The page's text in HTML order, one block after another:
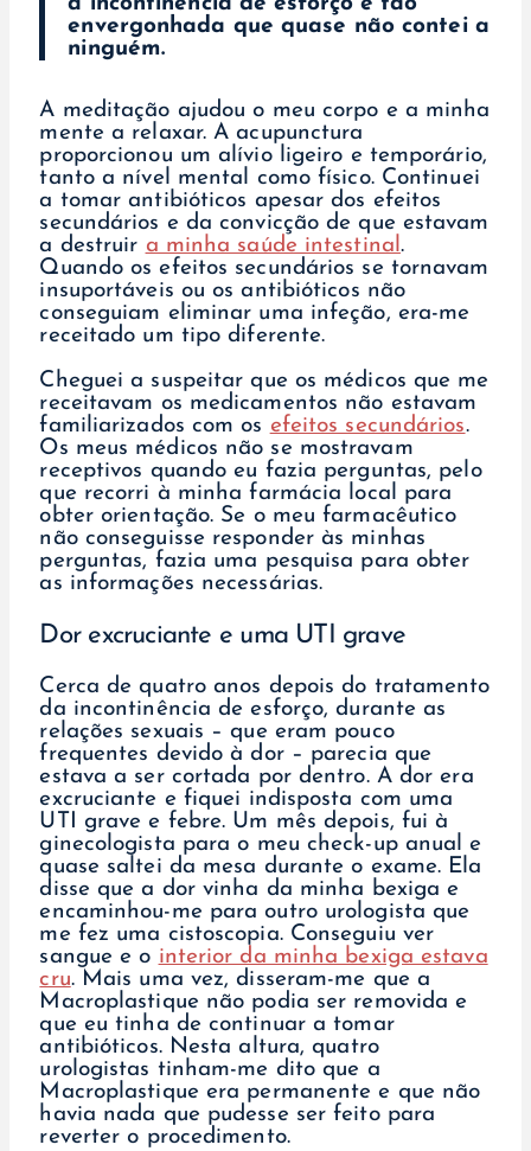
envergonhada que quase não contei a
ninguém.
A meditação ajudou o meu corpo e a minha
mente a relaxar. A acupunctura
proporcionou um alívio ligeiro e temporário,
tanto a nível mental como físico. Continuei
a tomar antibióticos apesar dos efeitos
secundários e da convicção de que estavam
a destruir a minha saúde intestinal.
Quando os efeitos secundários se tornavam
insuportáveis ou os antibióticos não
conseguiam eliminar uma infeção, era-me
receitado um tipo diferente.
Cheguei a suspeitar que os médicos que me
receitavam os medicamentos não estavam
familiarizados com os efeitos secundários.
Os meus médicos não se mostravam
receptivos quando eu fazia perguntas, pelo
que recorri à minha farmácia local para
obter orientação. Se o meu farmacêutico
não conseguisse responder às minhas
perguntas, fazia uma pesquisa para obter
as informações necessárias.
Dor excruciante e uma UTI grave
Cerca de quatro anos depois do tratamento
da incontinência de esforço, durante as
relações sexuais – que eram pouco
frequentes devido à dor – parecia que
estava a ser cortada por dentro. A dor era
excruciante e fiquei indisposta com uma
UTI grave e febre. Um mês depois, fui à
ginecologista para o meu check-up anual e
quase saltei da mesa durante o exame. Ela
disse que a dor vinha da minha bexiga e
encaminhou-me para outro urologista que
me fez uma cistoscopia. Conseguiu ver
sangue e o interior da minha bexiga estava
cru. Mais uma vez, disseram-me que a
Macroplastique não podia ser removida e
que eu tinha de continuar a tomar
antibióticos. Nesta altura, quatro
urologistas tinham-me dito que a
Macroplastique era permanente e que não
havia nada que pudesse ser feito para
reverter o procedimento.